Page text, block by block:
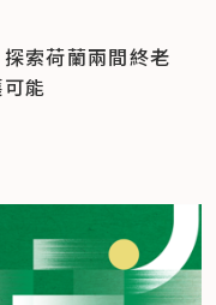
索荷蘭兩間終老
能